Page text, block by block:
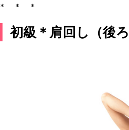
＊ ＊ ＊
初級＊肩回し（後